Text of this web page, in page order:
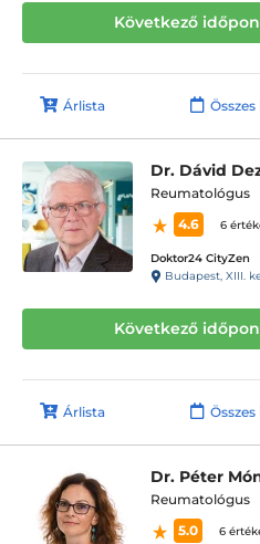
Következő
Árlista
Dr. Dávid
Reumatológus
4.6
6
Doktor24 CityZen
Budapest, XIII.
Következő
Árlista
Dr. Péter
Reumatológus
5.0
6